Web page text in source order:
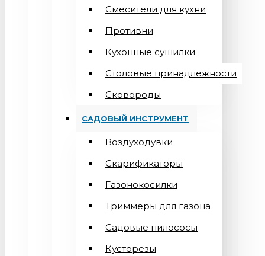
Смесители для кухни
Противни
Кухонные сушилки
Столовые принадлежности
Сковороды
САДОВЫЙ ИНСТРУМЕНТ
Воздуходувки
Скарификаторы
Газонокосилки
Триммеры для газона
Садовые пилососы
Кусторезы